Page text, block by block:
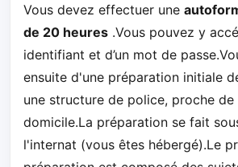
Vous devez effectuer une
de 20 heures .Vous pouvez y
identifiant et d’un mot de
ensuite d'une préparation initiale
une structure de police, proche
domicile.La préparation se fait
l'internat (vous êtes hébergé).Le